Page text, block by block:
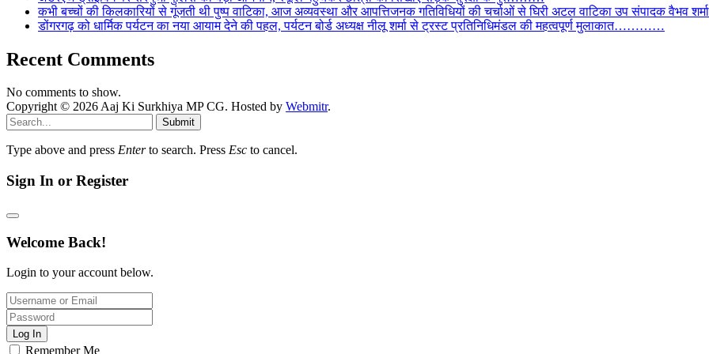
कभी बच्चों की किलकारियों से गूंजती थी पुष्प वाटिका, आज अव्यवस्था और आपत्तिजनक गतिविधियों की चर्चाओं से घिरी अटल वाटिका उप संपादक वैभव
डोंगरगढ़ को धार्मिक पर्यटन का नया आयाम देने की पहल, पर्यटन बोर्ड अध्यक्ष नीलू शर्मा से ट्रस्ट प्रतिनिधिमंडल की महत्वपूर्ण मुलाकात…………
Recent Comments
No comments to show.
Copyright © 2026 Aaj Ki Surkhiya MP CG. Hosted by Webmitr.
Submit
Type above and press Enterto search. Press Esc to cancel.
Sign In or Register
Welcome Back!
Login to your account below.
Log In
Remember Me